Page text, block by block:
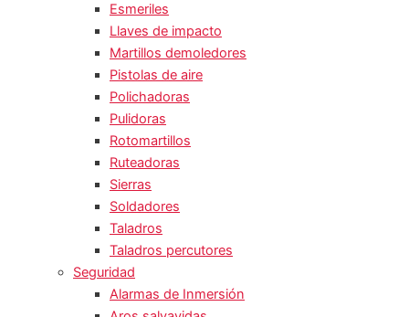
Esmeriles
Llaves de impacto
Martillos demoledores
Pistolas de aire
Polichadoras
Pulidoras
Rotomartillos
Ruteadoras
Sierras
Soldadores
Taladros
Taladros percutores
Seguridad
Alarmas de Inmersión